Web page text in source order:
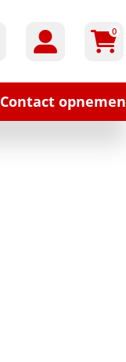
0
Contact opnemen